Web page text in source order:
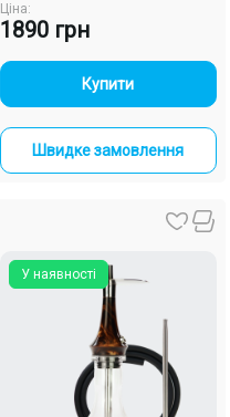
Ціна:
1890 грн
- +
Купити
Швидке замовлення
У наявності